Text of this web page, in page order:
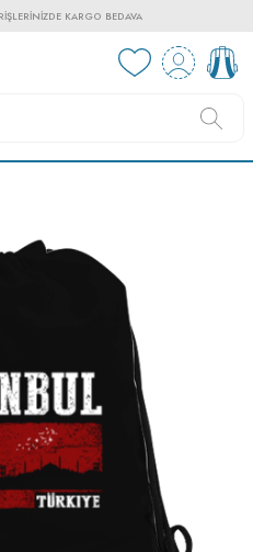
KARGO BEDAVA